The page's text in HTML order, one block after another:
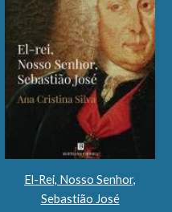
El-Rei, Nosso Senhor,
Sebastião José